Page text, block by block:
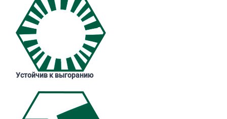
Устойчив к выгоранию